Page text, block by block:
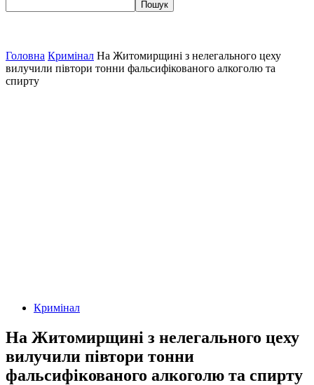
Головна Кримінал На Житомирщині з нелегального цеху
вилучили півтори тонни фальсифікованого алкоголю та
спирту
Кримінал
На Житомирщині з нелегального цеху
вилучили півтори тонни
фальсифікованого алкоголю та спирту